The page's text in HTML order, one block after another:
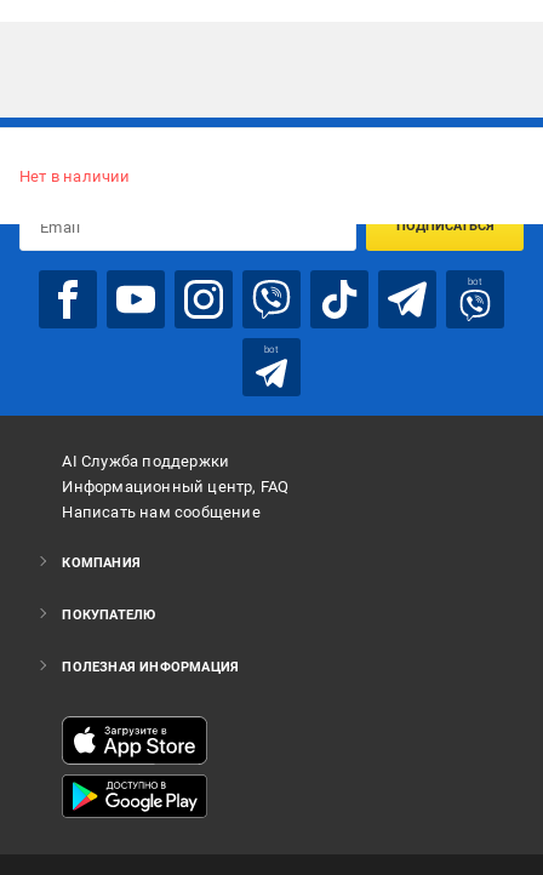
Нет в наличии
ПОДПИСАТЬСЯ
bot
bot
AI Служба поддержки
Информационный центр, FAQ
Написать нам сообщение
КОМПАНИЯ
ПОКУПАТЕЛЮ
ПОЛЕЗНАЯ ИНФОРМАЦИЯ